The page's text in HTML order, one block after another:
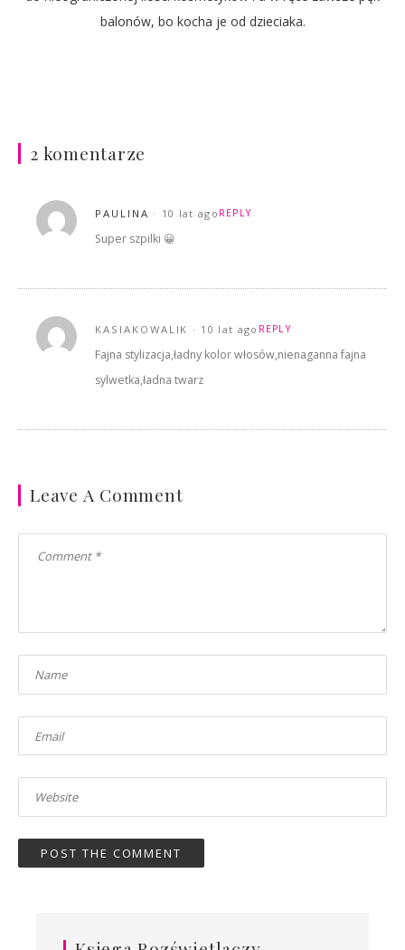
balonów, bo kocha je od dzieciaka.
2 komentarze
PAULINA 10 lat ago REPLY
Super szpilki 😀
KASIAKOWALIK 10 lat ago REPLY
Fajna stylizacja,ładny kolor włosów,nienaganna fajna
sylwetka,ładna twarz
Leave A Comment